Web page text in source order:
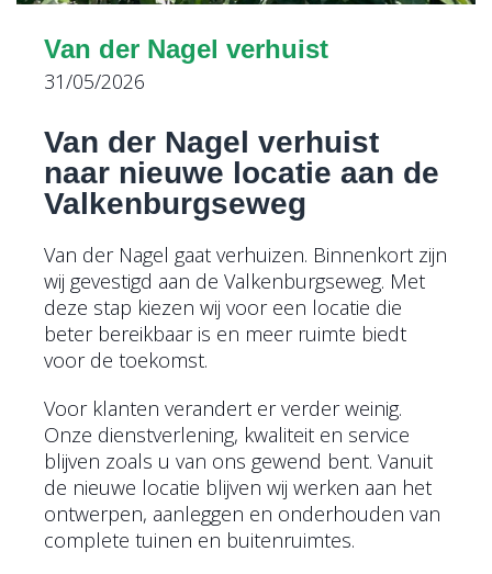
Van der Nagel verhuist
31/05/2026
Van der Nagel verhuist
naar nieuwe locatie aan de
Valkenburgseweg
Van der Nagel gaat verhuizen. Binnenkort zijn
wij gevestigd aan de Valkenburgseweg. Met
deze stap kiezen wij voor een locatie die
beter bereikbaar is en meer ruimte biedt
voor de toekomst.
Voor klanten verandert er verder weinig.
Onze dienstverlening, kwaliteit en service
blijven zoals u van ons gewend bent. Vanuit
de nieuwe locatie blijven wij werken aan het
ontwerpen, aanleggen en onderhouden van
complete tuinen en buitenruimtes.